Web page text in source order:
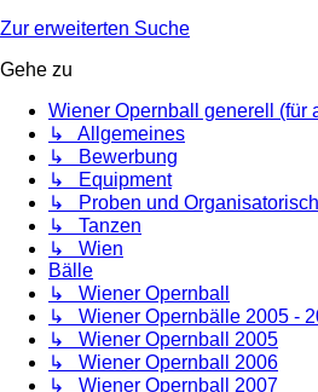
Zur erweiterten Suche
Gehe zu
Wiener Opernball generell (für
↳ Allgemeines
↳ Bewerbung
↳ Equipment
↳ Proben und
↳ Tanzen
↳ Wien
Bälle
↳ Wiener Opernball
↳ Wiener Opernbälle 2005 -
↳ Wiener Opernball 2005
↳ Wiener Opernball 2006
↳ Wiener Opernball 2007